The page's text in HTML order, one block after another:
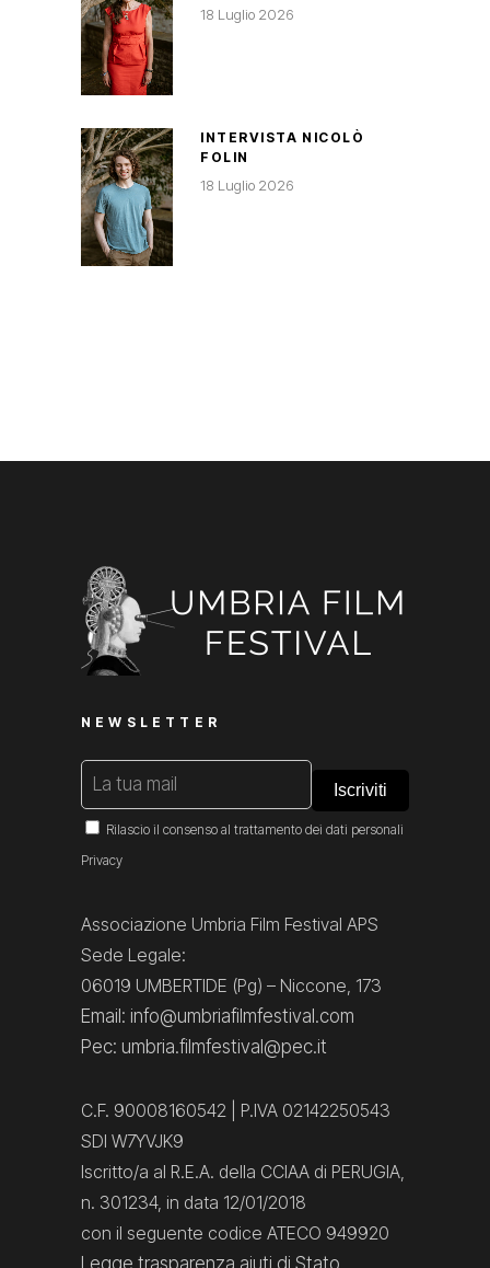
18 Luglio 2026
INTERVISTA NICOLÒ
FOLIN
18 Luglio 2026
NEWSLETTER
Rilascio il consenso al trattamento dei dati personali
Privacy
Associazione Umbria Film Festival APS
Sede Legale:
06019 UMBERTIDE (Pg) – Niccone, 173
Email: info@umbriafilmfestival.com
Pec: umbria.filmfestival@pec.it
C.F. 90008160542 | P.IVA 02142250543
SDI W7YVJK9
Iscritto/a al R.E.A. della CCIAA di PERUGIA,
n. 301234, in data 12/01/2018
con il seguente codice ATECO 949920